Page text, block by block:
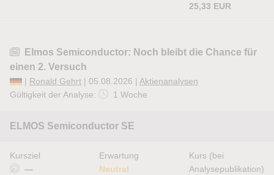
25,33 EUR
Elmos Semiconductor: Noch bleibt die Chance für
einen 2. Versuch
| Ronald Gehrt | 05.08.2026 | Aktienanalysen
Gültigkeit der Analyse:
1 Woche
ELMOS Semiconductor SE
Kursziel
—
Erwartung
Neutral
Kurs (bei
Analysepublikation)